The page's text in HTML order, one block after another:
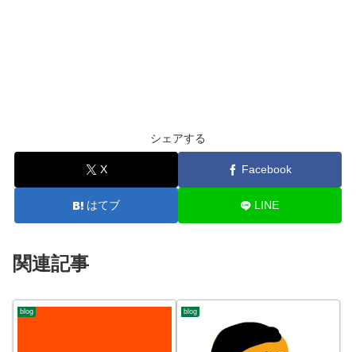
シェアする
X Facebook
はてブ LINE
関連記事
blog blog